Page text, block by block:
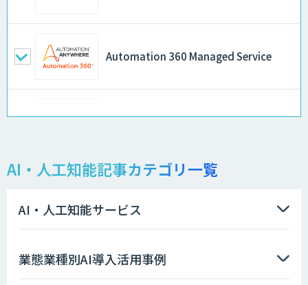
Automation 360 Managed Service
Kurrant.ai
FirstContact（ファーストコンタクト）
AI・人工知能記事カテゴリ一覧
AI・人工知能サービス
業態業種別AI導入活用事例